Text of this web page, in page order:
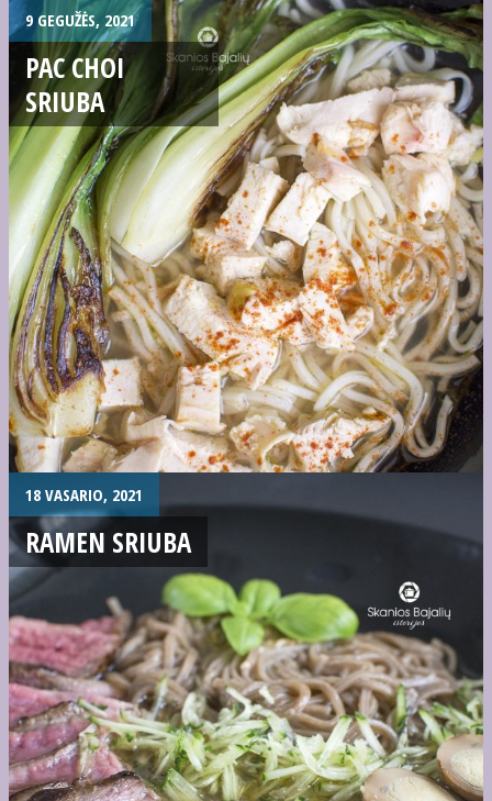
9 GEGUŽĖS, 2021
PAC CHOI
SRIUBA
18 VASARIO, 2021
RAMEN SRIUBA